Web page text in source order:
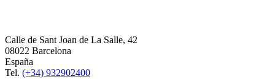
Calle de Sant Joan de La Salle, 42
08022 Barcelona
España
Tel. (+34) 932902400